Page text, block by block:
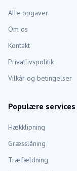
Alle opgaver
Om os
Kontakt
Privatlivspolitik
Vilkår og betingelser
Populære services
Hækklipning
Græsslåning
Træfældning